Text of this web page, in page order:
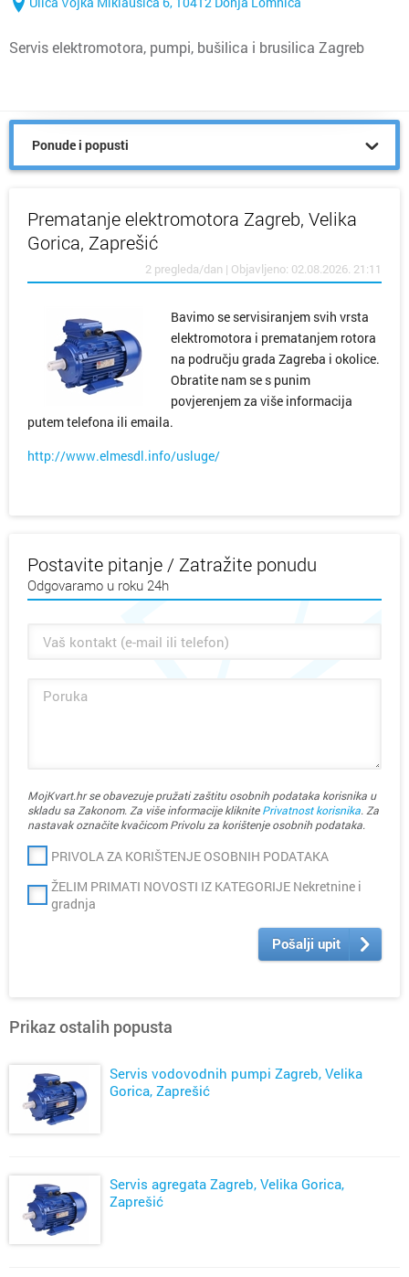
Servis elektromotora, pumpi, bušilica i brusilica Zagreb
Ponude i popusti
Prematanje elektromotora Zagreb, Velika
Gorica, Zaprešić
2 pregleda/dan | Objavljeno: 02.08.2026. 21:11
Bavimo se servisiranjem svih vrsta
elektromotora i prematanjem rotora
na području grada Zagreba i okolice.
Obratite nam se s punim
povjerenjem za više informacija
putem telefona ili emaila.
http://www.elmesdl.info/usluge/
Postavite pitanje / Zatražite ponudu
Odgovaramo u roku 24h
MojKvart.hr se obavezuje pružati zaštitu osobnih podataka korisnika u
skladu sa Zakonom. Za više informacije kliknitePrivatnost korisnika. Za
nastavak označite kvačicom Privolu za korištenje osobnih podataka.
PRIVOLA ZA KORIŠTENJE OSOBNIH PODATAKA
ŽELIM PRIMATI NOVOSTI IZ KATEGORIJE Nekretnine i
gradnja
Pošalji upit
Prikaz ostalih popusta
Servis vodovodnih pumpi Zagreb, Velika
Gorica, Zaprešić
Servis agregata Zagreb, Velika Gorica,
Zaprešić